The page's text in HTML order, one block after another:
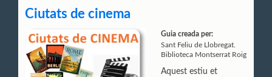
Ciutats de cinema
Guia creada per:
Sant Feliu de Llobregat.
Biblioteca Montserrat Roig
Aquest estiu et